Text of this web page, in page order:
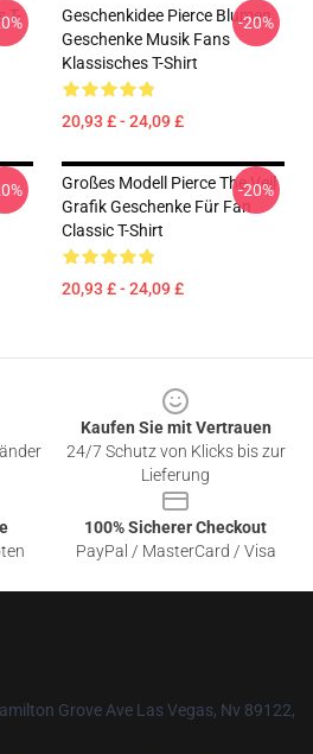
T-
Geschenkidee Pierce Blumen
Geschenke Musik Fans
Klassisches T-Shirt
20,93 £ - 24,09 £
-20%
Großes Modell Pierce The Veil
Grafik Geschenke Für Fan
Classic T-Shirt
20,93 £ - 24,09 £
-20%
Kaufen Sie mit Vertrauen
24/7 Schutz von Klicks bis zur
Lieferung
100% Sicherer Checkout
PayPal / MasterCard / Visa
Grove Ave Las Vegas, Nv 89122,